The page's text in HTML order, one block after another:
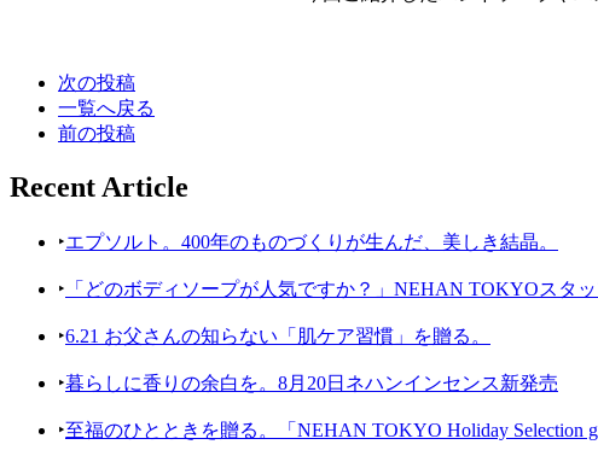
次の投稿
一覧へ戻る
前の投稿
Recent Article
‣エプソルト。400年のものづくりが生んだ、美しき結晶。
‣ 「どのボディソープが人気ですか？」NEHAN TOKYOスタ
‣6.21 お父さんの知らない「肌ケア習慣」を贈る。
‣暮らしに香りの余白を。8月20日ネハンインセンス新発売
‣至福のひとときを贈る。「NEHAN TOKYO Holiday Selection